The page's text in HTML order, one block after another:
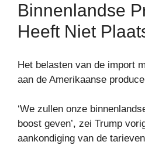
Binnenlandse
Heeft Niet
Het belasten van de import
aan de Amerikaanse
‘We zullen onze
boost geven’, zei Trump
aankondiging van de